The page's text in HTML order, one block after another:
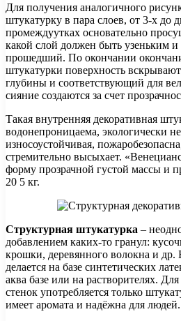
Для получения аналогичного
штукатурку в пара слоев, от 3-х до
промеждуутках основательно
какой слой должен быть узеньким и
прошедший. По окончании
штукатурки поверхность
глубины и соответствующий для
сияние создаются за счет
Такая внутренняя декоративная
водонепроницаема, экологически
износоустойчивая,
стремительно высыхает.
форму прозрачной густой массы и
20 5 кг.
Структурная штукатурка –
добавлением каких-то гранул:
крошки, деревянного волокна и др.
делается на базе синтетических
аква базе или на растворителях.
стенок употребляется только
имеет аромата и надёжна для людей.